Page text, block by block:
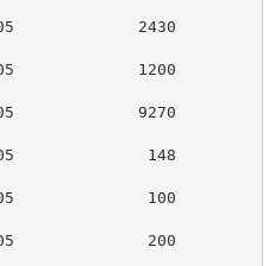
2430
1200
9270
148
100
200